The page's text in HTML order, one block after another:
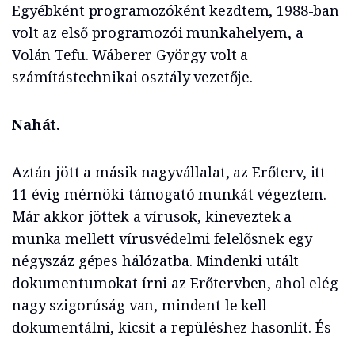
Egyébként programozóként kezdtem, 1988-ban
volt az első programozói munkahelyem, a
Volán Tefu. Wáberer György volt a
számítástechnikai osztály vezetője.
Nahát.
Aztán jött a másik nagyvállalat, az Erőterv, itt
11 évig mérnöki támogató munkát végeztem.
Már akkor jöttek a vírusok, kineveztek a
munka mellett vírusvédelmi felelősnek egy
négyszáz gépes hálózatba. Mindenki utált
dokumentumokat írni az Erőtervben, ahol elég
nagy szigorúság van, mindent le kell
dokumentálni, kicsit a repüléshez hasonlít. És